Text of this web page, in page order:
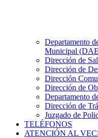
Departamento
Municipal
Dirección de
Dirección de
Dirección
Dirección de
Departamento
Dirección de
Juzgado de
TELÉFONOS
ATENCIÓN AL